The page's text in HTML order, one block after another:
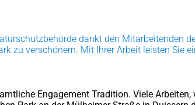
dankt den Mitarbeitenden
zu verschönern. Mit Ihrer Arbeit leisten Sie
Engagement Tradition. Viele